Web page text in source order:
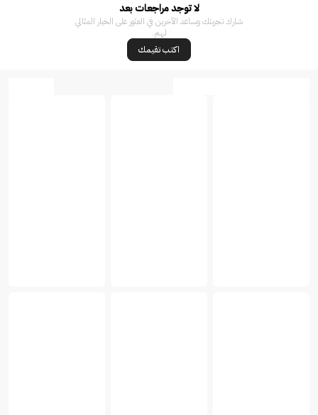
لا توجد مراجعات بعد
شارك تجربتك وساعد الآخرين في العثور على الخيار المثالي
لهم.
اكتب تقيمك